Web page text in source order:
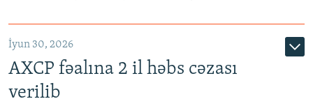
İyun 30, 2026
AXCP fəalına 2 il həbs cəzası
verilib